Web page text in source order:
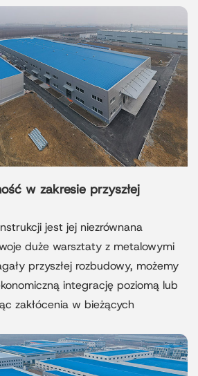
w zakresie przyszłej
jest jej niezrównana
duże warsztaty z metalowymi
przyszłej rozbudowy, możemy
integrację poziomą lub
zakłócenia w bieżących